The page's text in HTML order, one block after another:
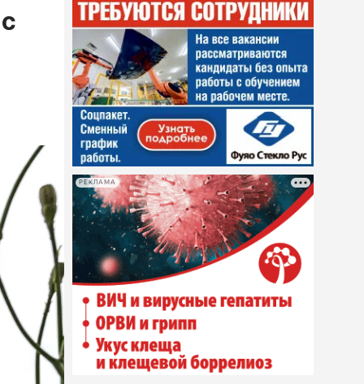
РЕКЛАМА